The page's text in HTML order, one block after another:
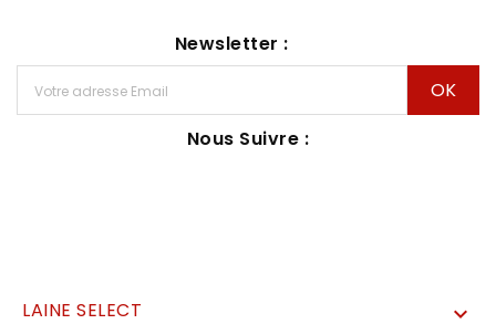
Newsletter :
Nous Suivre :
LAINE SELECT 